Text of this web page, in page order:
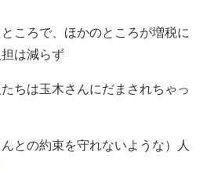
ころで、ほかのところが増税に
は減らず
ちは玉木さんにだまされちゃっ
との約束を守れないような）人